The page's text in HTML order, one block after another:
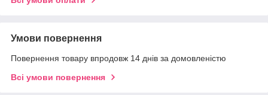
Умови повернення
Повернення товару впродовж 14 днів за домовленістю
Всі умови повернення